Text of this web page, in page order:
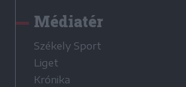
Médiatér
Székely Sport
Liget
Krónika